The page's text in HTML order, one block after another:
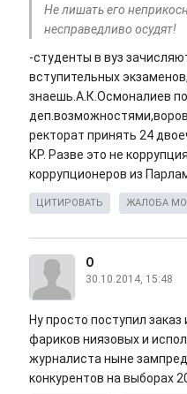
Не лишать его
несправедливо осудят!
-студенты в вуз
вступительных
знаешь.А.К.Осмоналиев
ректорат принять 24
КР. Разве это не
коррупционеров из
ЦИТИРОВАТЬ ЖАЛОБА
O
30.10.2014, 15:48
Ну просто поступил
фариков ниязовых и
журналиста ныне
конкурентов на выборах